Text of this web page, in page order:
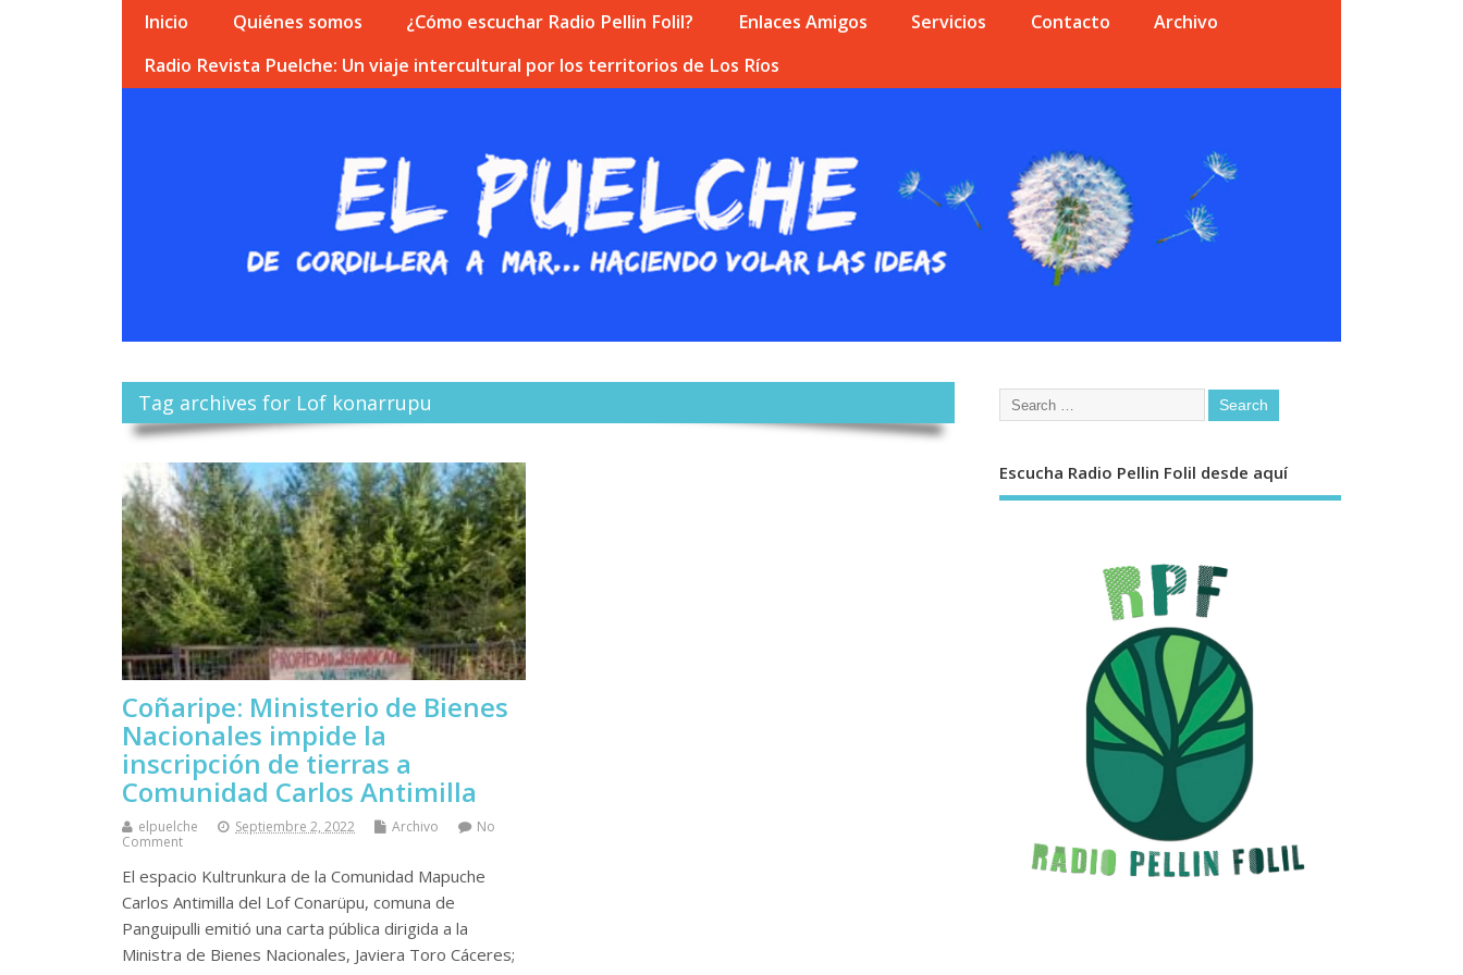
Inicio Quiénes somos ¿Cómo escuchar Radio Pellin Folil? Enlaces Amigos Servicios Contacto
Archivo
Radio Revista Puelche: Un viaje intercultural por los territorios de Los Ríos
Tag archives for Lof konarrupu
Coñaripe: Ministerio de Bienes
Nacionales impide la
inscripción de tierras a
Comunidad Carlos Antimilla
elpuelche Septiembre 2, 2022 Archivo
No
Comment
El espacio Kultrunkura de la Comunidad Mapuche
Carlos Antimilla del Lof Conarüpu, comuna de
Panguipulli emitió una carta pública dirigida a la
Ministra de Bienes Nacionales, Javiera Toro Cáceres;
Escucha Radio Pellin Folil desde aquí